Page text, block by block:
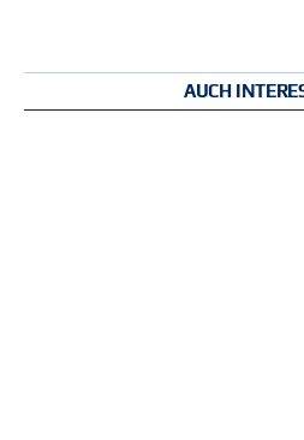
AUCH